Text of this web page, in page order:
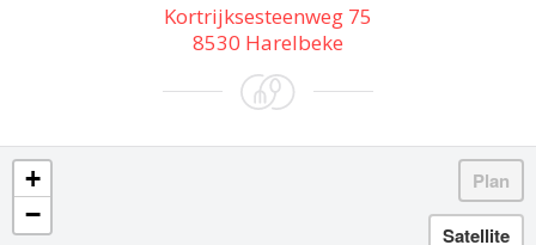
Kortrijksesteenweg 75
8530 Harelbeke
+
−